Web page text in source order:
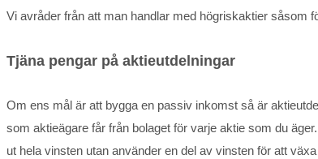
Vi avråder från att man handlar med högriskaktier såsom
Tjäna pengar på aktieutdelningar
Om ens mål är att bygga en passiv inkomst så är
som aktieägare får från bolaget för varje aktie som du
ut hela vinsten utan använder en del av vinsten för att